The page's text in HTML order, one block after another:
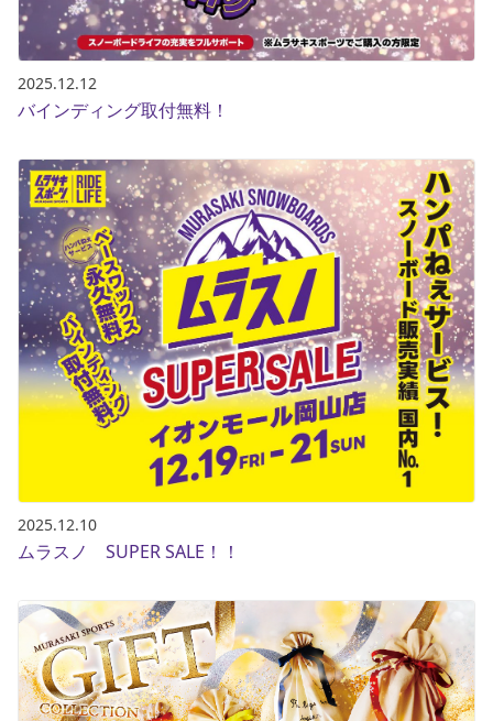
2025.12.12
バインディング取付無料！
2025.12.10
ムラスノ SUPER SALE！！